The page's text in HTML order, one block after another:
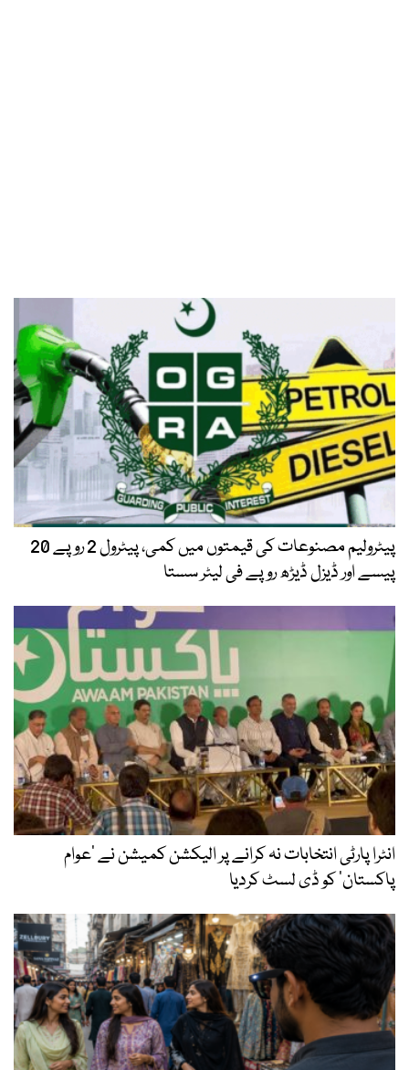
پیٹرولیم مصنوعات کی قیمتوں میں کمی، پیٹرول 2 روپے 20
پیسے اور ڈیزل ڈیڑھ روپے فی لیٹر سستا
انٹرا پارٹی انتخابات نہ کرانے پر الیکشن کمیشن نے ’عوام
پاکستان‘ کو ڈی لسٹ کردیا